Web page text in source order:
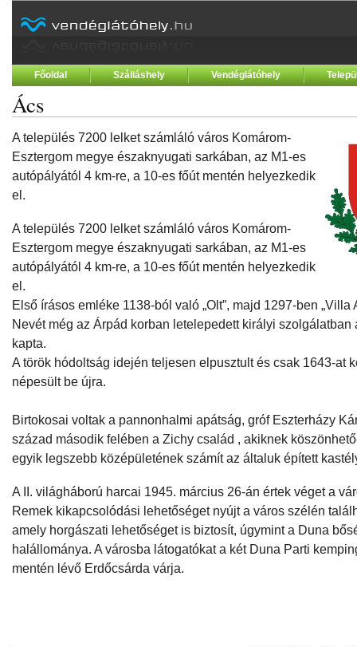
Főoldal Szálláshely Vendéglátóhely
Ács
A település 7200 lelket számláló város Komárom-
Esztergom megye északnyugati sarkában, az M1-es
autópályától 4 km-re, a 10-es főút mentén helyezkedik
el.
A település 7200 lelket számláló város Komárom-
Esztergom megye északnyugati sarkában, az M1-es
autópályától 4 km-re, a 10-es főút mentén helyezkedik
el.
Első írásos emléke 1138-ból való „Olt”, majd 1297-ben „Villa
Nevét még az Árpád korban letelepedett királyi szolgálatban
kapta.
A török hódoltság idején teljesen elpusztult és csak 1643-at
népesült be újra.
Birtokosai voltak a pannonhalmi apátság, gróf Eszterházy
század második felében a Zichy család , akiknek
egyik legszebb középületének számít az általuk épített
A II. világháború harcai 1945. március 26-án értek véget a
Remek kikapcsolódási lehetőséget nyújt a város szélén
amely horgászati lehetőséget is biztosít, úgymint a Duna
halállománya. A városba látogatókat a két Duna Parti
mentén lévő Erdőcsárda várja.